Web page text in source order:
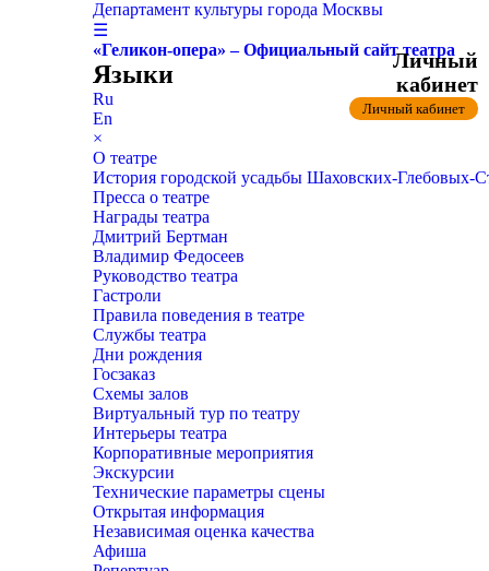
Департамент культуры города Москвы
☰
«Геликон-опера» – Официальный сайт театра
Языки
Ru
En
×
О театре
История городской усадьбы Шаховских-
Пресса о театре
Награды театра
Дмитрий Бертман
Владимир Федосеев
Руководство театра
Гастроли
Правила поведения в театре
Службы театра
Дни рождения
Госзаказ
Схемы залов
Виртуальный тур по театру
Интерьеры театра
Корпоративные мероприятия
Экскурсии
Технические параметры сцены
Открытая информация
Независимая оценка качества
Афиша
Личный
кабинет
Личный кабинет